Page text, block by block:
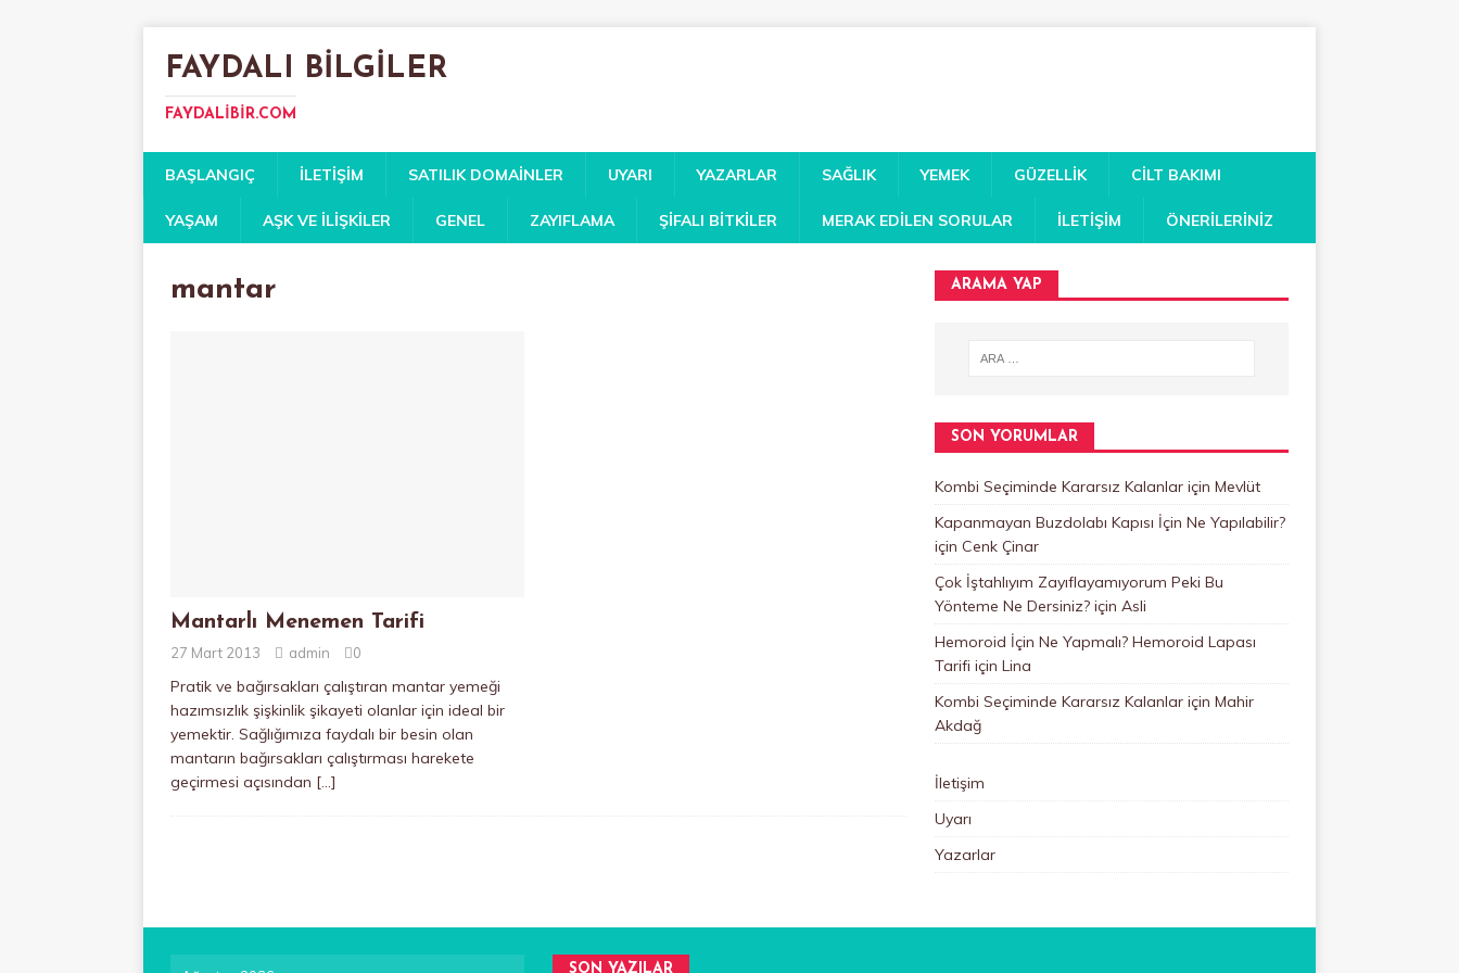
FAYDALI BILGILER
FAYDALIBIR.COM
BAŞLANGIÇ İLETIŞIM SATILIK DOMAINLER UYARI YAZARLAR SAĞLIK YEMEK GÜZELLIK CILT BAKIMI
YAŞAM AŞK VE İLIŞKILER GENEL ZAYIFLAMA ŞIFALI BITKILER MERAK EDILEN SORULAR İLETIŞIM ÖNERILERINIZ
mantar
Mantarlı Menemen Tarifi
27 Mart 2013 admin 0
Pratik ve bağırsakları çalıştıran mantar yemeği
hazımsızlık şişkinlik şikayeti olanlar için ideal bir
yemektir. Sağlığımıza faydalı bir besin olan
mantarın bağırsakları çalıştırması harekete
geçirmesi açısından […]
ARAMA YAP
SON YORUMLAR
Kombi Seçiminde Kararsız Kalanlariçin Mevlüt
Kapanmayan Buzdolabı Kapısı İçin Ne Yapılabilir?
için Cenk Çinar
Çok İştahlıyım Zayıflayamıyorum Peki Bu
Yönteme Ne Dersiniz?için Asli
Hemoroid İçin Ne Yapmalı? Hemoroid Lapası
Tarifi için Lina
Kombi Seçiminde Kararsız Kalanlariçin Mahir
Akdağ
İletişim
Uyarı
Yazarlar
SON YAZILAR